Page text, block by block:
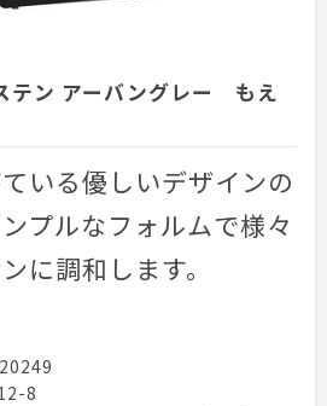
テン アーバングレー もえ
いる優しいデザインの
プルなフォルムで様々
に調和します。
8